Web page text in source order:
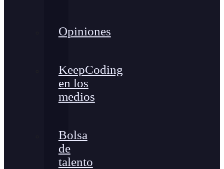
Opiniones
KeepCoding
en los
medios
Bolsa
de
talento